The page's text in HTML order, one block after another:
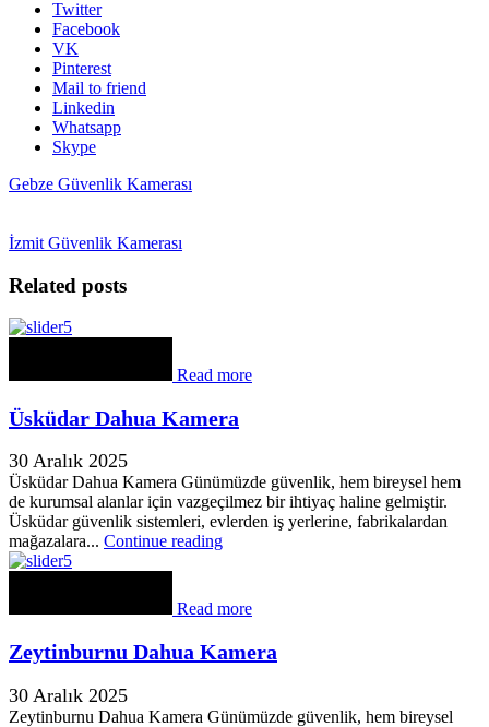
Twitter
Facebook
VK
Pinterest
Mail to friend
Linkedin
Whatsapp
Skype
Gebze Güvenlik Kamerası
İzmit Güvenlik Kamerası
Related posts
Read more
Üsküdar Dahua Kamera
30 Aralık 2025
Üsküdar Dahua Kamera Günümüzde güvenlik, hem bireysel hem
de kurumsal alanlar için vazgeçilmez bir ihtiyaç haline gelmiştir.
Üsküdar güvenlik sistemleri, evlerden iş yerlerine, fabrikalardan
mağazalara... Continue reading
Read more
Zeytinburnu Dahua Kamera
30 Aralık 2025
Zeytinburnu Dahua Kamera Günümüzde güvenlik, hem bireysel